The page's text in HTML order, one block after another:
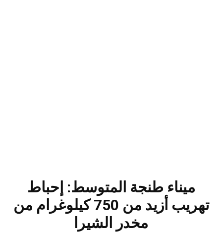
ميناء طنجة المتوسط: إحباط
تهريب أزيد من 750 كيلوغرام من
مخدر الشيرا